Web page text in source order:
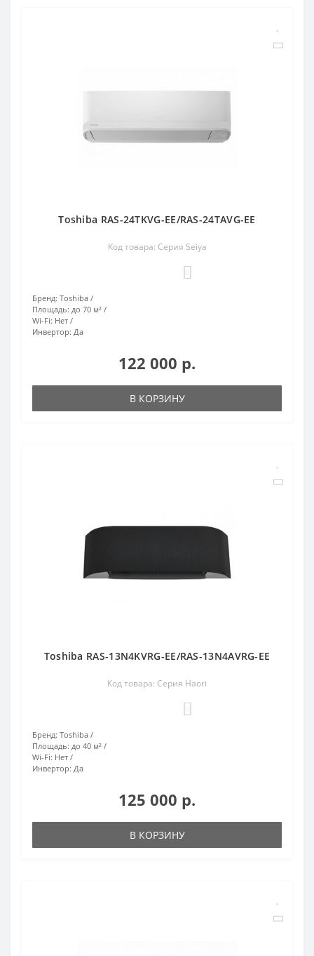
Toshiba RAS-24TKVG-EE/RAS-24TAVG-EE
Код товара: Серия Seiya
Бренд: Toshiba
Площадь: до 70 м²
Wi-Fi: Нет
Инвертор: Да
122 000 р.
В КОРЗИНУ
Toshiba RAS-13N4KVRG-EE/RAS-13N4AVRG-EE
Код товара: Серия Haori
Бренд: Toshiba
Площадь: до 40 м²
Wi-Fi: Нет
Инвертор: Да
125 000 р.
В КОРЗИНУ